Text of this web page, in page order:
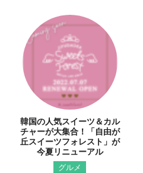
韓国の人気スイーツ＆カル
チャーが大集合！「自由が
丘スイーツフォレスト」が
今夏リニューアル
グルメ